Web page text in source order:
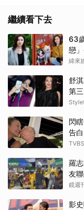
繼續看下去
63
戀
緯來
舒
第
翻網
閃
告
TVBS
羅
友
鏡週
影